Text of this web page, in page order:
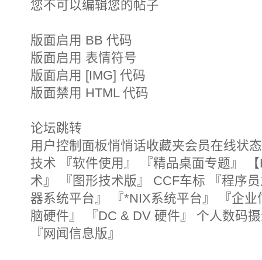
您不可以编辑您的帖子
版面启用 BB 代码
版面启用 表情符号
版面启用 [IMG] 代码
版面禁用 HTML 代码
论坛跳转
用户控制面板悄悄话收藏夹会员在线状
技术 『软件使用』 『精品桌面专题』
术』 『图形技术版』 CCF车标 『程序
器系统平台』 『*NIX系统平台』 『企
脑硬件』 『DC & DV 硬件』 个人数码
『网闻信息版』